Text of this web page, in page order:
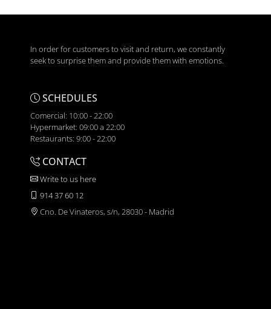
In order for customers to visit and return, we constantly
seek to surprise them and provide them with emotions.
SCHEDULES
Comercial: 10:00 - 22:00
Hypermarket: 09:00 a 22:00
Restaurants: 9:00 - 22:00
CONTACT
Write to us here
914 37 60 12
Cno. De Vinateros, s/n, 28030 - Madrid